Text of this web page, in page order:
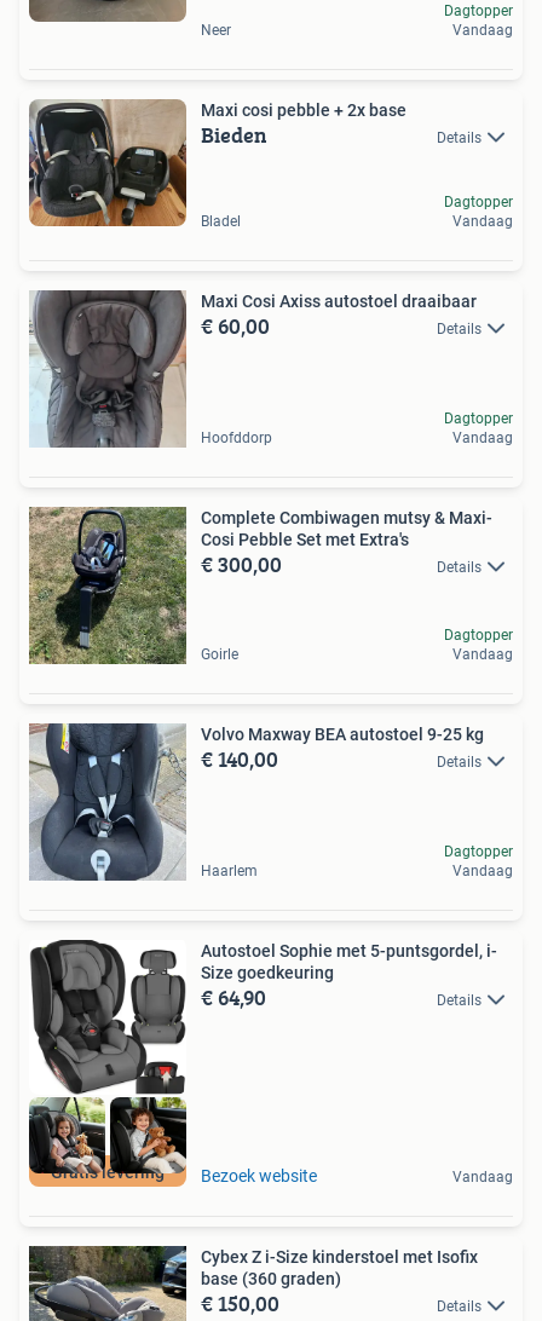
Neer
Dagtopper
Vandaag
Maxi cosi pebble + 2x base
Bieden Details
Bladel
Dagtopper
Vandaag
Maxi Cosi Axiss autostoel draaibaar
€ 60,00 Details
Hoofddorp
Dagtopper
Vandaag
Complete Combiwagen mutsy & Maxi-
Cosi Pebble Set met Extra's
€ 300,00 Details
Goirle
Dagtopper
Vandaag
Volvo Maxway BEA autostoel 9-25 kg
€ 140,00 Details
Haarlem
Dagtopper
Vandaag
Gratis levering
Autostoel Sophie met 5-puntsgordel, i-
Size goedkeuring
€ 64,90 Details
Bezoek website Vandaag
Cybex Z i-Size kinderstoel met Isofix
base (360 graden)
€ 150,00 Details